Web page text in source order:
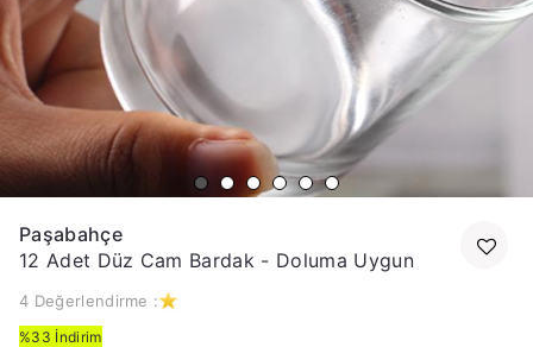
Paşabahçe
12 Adet Düz Cam Bardak - Doluma Uygun
4 Değerlendirme :
%33 İndirim